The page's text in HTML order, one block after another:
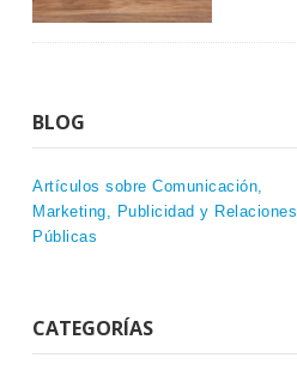
BLOG
Artículos sobre Comunicación,
Marketing, Publicidad y Relaciones
Públicas
CATEGORÍAS